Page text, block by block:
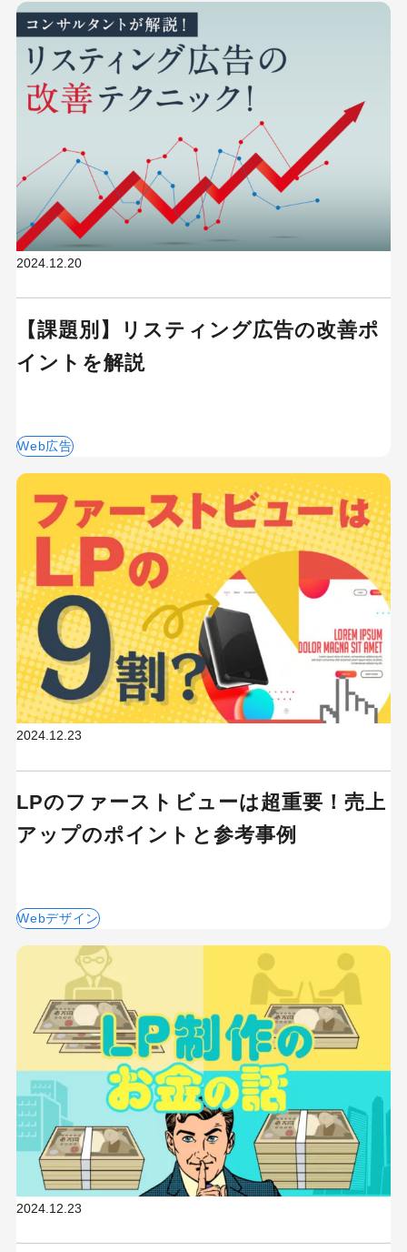
2024.12.20
【課題別】リスティング広告の改善ポ
イントを解説
Web広告
2024.12.23
LPのファーストビューは超重要！売上
アップのポイントと参考事例
Webデザイン
2024.12.23